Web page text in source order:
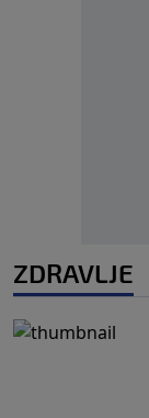
ZDRAVLJE